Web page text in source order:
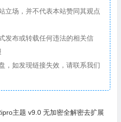
立场，并不代表本站赞同其观点
发布或转载任何违法的相关信
，如发现链接失效，请联系我们
主题 v9.0 无加密全解密去扩展